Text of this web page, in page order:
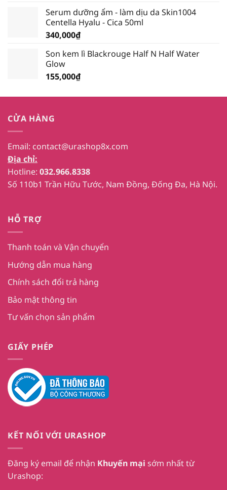
Serum dưỡng ẩm - làm dịu da Skin1004
Centella Hyalu - Cica 50ml
340,000₫
Son kem lì Blackrouge Half N Half Water
Glow
155,000₫
CỬA HÀNG
Email: contact@urashop8x.com
Địa chỉ:
Hotline: 032.966.8338
Số 110b1 Trần Hữu Tước, Nam Đồng, Đống Đa, Hà Nội.
HỖ TRỢ
Thanh toán và Vận chuyển
Hướng dẫn mua hàng
Chính sách đổi trả hàng
Bảo mật thông tin
Tư vấn chọn sản phẩm
GIẤY PHÉP
KẾT NỐI VỚI URASHOP
Đăng ký email để nhận Khuyến mại sớm nhất từ
Urashop: